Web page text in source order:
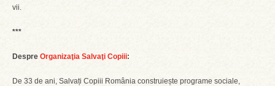
vii.
***
Despre Organizaţia Salvaţi Copiii:
De 33 de ani, Salvați Copiii România construiește programe sociale,